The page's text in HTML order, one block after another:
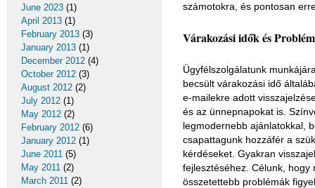
számotokra, és pontosan
Várakozási idők és
Ügyfélszolgálatunk
becsült várakozási idő
e-mailekre adott
és az ünnepnapokat is.
legmodernebb ajánlatokkal,
csapattagunk hozzáfér a
kérdéseket. Gyakran
fejlesztéséhez. Célunk, hogy
összetettebb problémák
June 2023 (1)
April 2013 (1)
February 2013 (3)
January 2013 (1)
December 2012 (4)
October 2012 (3)
August 2012 (2)
July 2012 (1)
May 2012 (2)
February 2012 (6)
January 2012 (1)
June 2011 (5)
May 2011 (2)
March 2011 (2)